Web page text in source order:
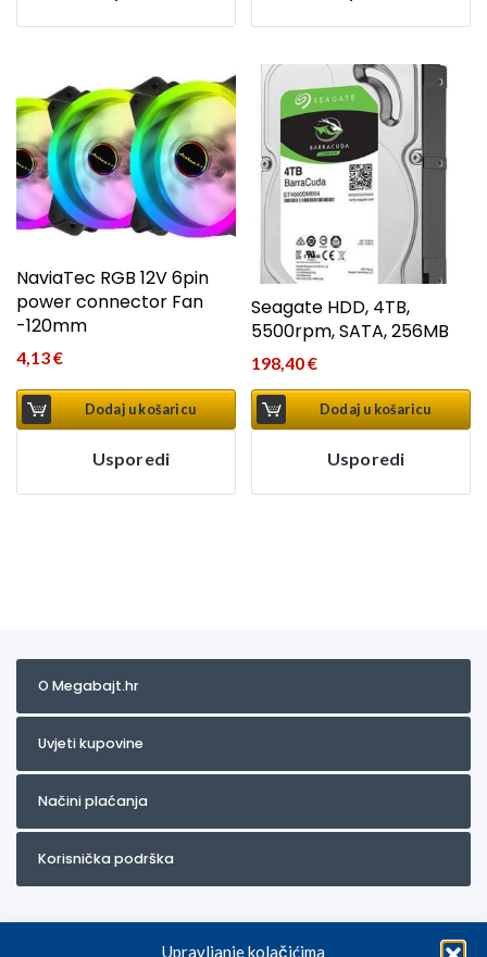
Upravljanje kolačićima
NaviaTec RGB 12V 6pin
power connector Fan
-120mm
4,13€
Dodaj u košaricu
Usporedi
Seagate HDD, 4TB,
5500rpm, SATA, 256MB
198,40€
Dodaj u košaricu
Usporedi
O Megabajt.hr
Uvjeti kupovine
Načini plaćanja
Korisnička podrška